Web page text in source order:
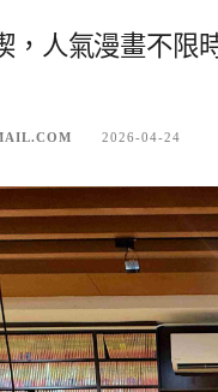
，人氣漫畫不
2026-04-24